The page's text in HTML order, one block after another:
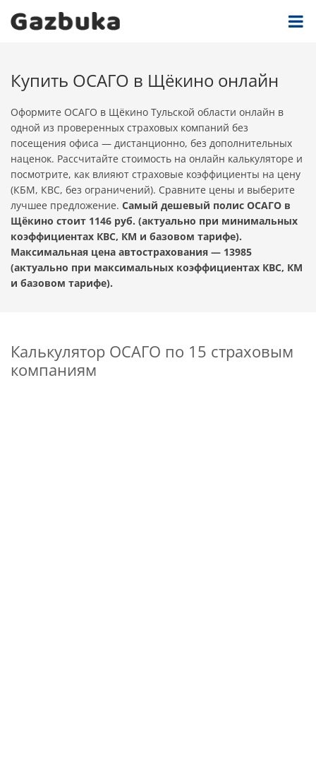
Купить ОСАГО в Щёкино онлайн
Оформите ОСАГО в Щёкино Тульской области онлайн в
одной из проверенных страховых компаний без
посещения офиса — дистанционно, без дополнительных
наценок. Рассчитайте стоимость на онлайн калькуляторе и
посмотрите, как влияют страховые коэффициенты на цену
(КБМ, КВС, без ограничений). Сравните цены и выберите
лучшее предложение. Самый дешевый полис ОСАГО в
Щёкино стоит 1146 руб. (актуально при минимальных
коэффициентах КВС, КМ и базовом тарифе).
Максимальная цена автострахования — 13985
(актуально при максимальных коэффициентах КВС, КМ
и базовом тарифе).
Калькулятор ОСАГО по 15 страховым
компаниям